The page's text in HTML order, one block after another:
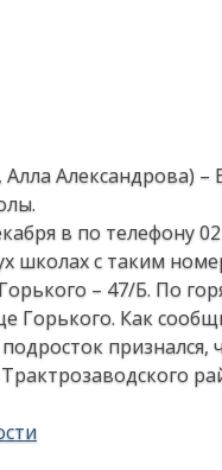
Александрова)
в по
школах с таким
– 47/Б. По
Горького. Как
признался,